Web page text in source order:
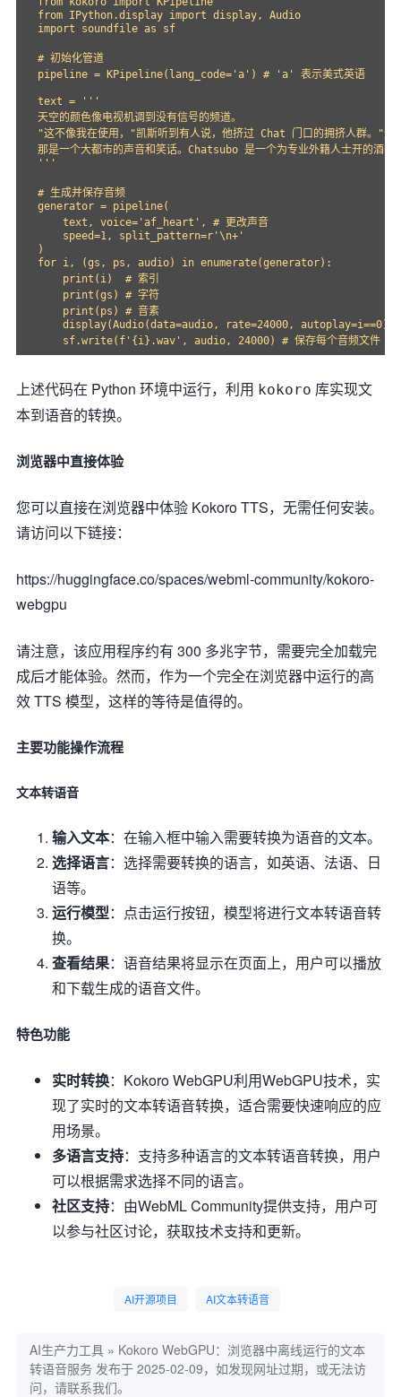
from IPython.display import display, Audio
import soundfile as sf
# 初始化管道
pipeline = KPipeline(lang_code='a') # 'a' 表示美式英语
text = '''
天空的颜色像电视机调到没有信号的频道。
"这不像我在使用，"凯斯听到有人说，他挤过 Chat 门口的拥挤人群。"这
那是一个大都市的声音和笑话。Chatsubo 是一个为专业外籍人士开的酒吧
'''
# 生成并保存音频
generator = pipeline(
text, voice='af_heart', # 更改声音
speed=1, split_pattern=r'\n+'
)
for i, (gs, ps, audio) in enumerate(generator):
print(i)  # 索引
print(gs) # 字符
print(ps) # 音素
display(Audio(data=audio, rate=24000, autoplay=i==0))
上述代码在 Python 环境中运行，利用 kokoro 库实现文
本到语音的转换。
浏览器中直接体验
您可以直接在浏览器中体验 Kokoro TTS，无需任何安装。
请访问以下链接：
https://huggingface.co/spaces/webml-community/kokoro-
webgpu
请注意，该应用程序约有 300 多兆字节，需要完全加载完
成后才能体验。然而，作为一个完全在浏览器中运行的高
效 TTS 模型，这样的等待是值得的。
主要功能操作流程
文本转语音
输入文本：在输入框中输入需要转换为语音的文本。
选择语言：选择需要转换的语言，如英语、法语、日
语等。
运行模型：点击运行按钮，模型将进行文本转语音转
换。
查看结果：语音结果将显示在页面上，用户可以播放
和下载生成的语音文件。
特色功能
实时转换：Kokoro WebGPU利用WebGPU技术，实
现了实时的文本转语音转换，适合需要快速响应的应
用场景。
多语言支持：支持多种语言的文本转语音转换，用户
可以根据需求选择不同的语言。
社区支持：由WebML Community提供支持，用户可
以参与社区讨论，获取技术支持和更新。
AI开源项目 AI文本转语音
AI生产力工具 » Kokoro WebGPU：浏览器中离线运行的文本
转语音服务 发布于 2025-02-09，如发现网址过期，或无法访
问，请联系我们。